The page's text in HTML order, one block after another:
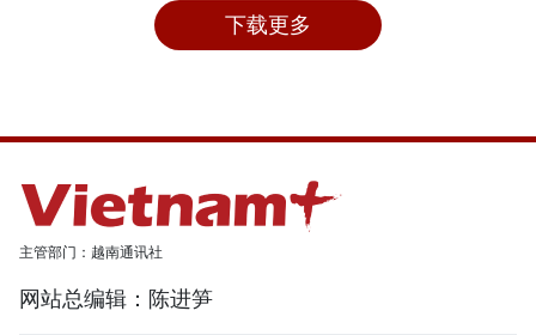
下载更多
主管部门：越南通讯社
网站总编辑：陈进笋